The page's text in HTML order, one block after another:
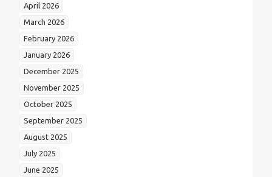
April 2026
March 2026
February 2026
January 2026
December 2025
November 2025
October 2025
September 2025
August 2025
July 2025
June 2025